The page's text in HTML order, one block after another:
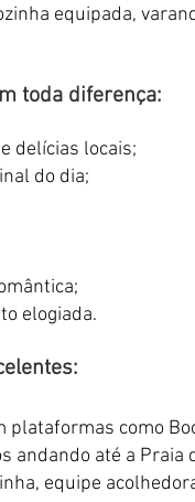
equipada,
toda diferença:
delícias locais;
do dia;
elogiada.
como
andando até a Praia
equipe